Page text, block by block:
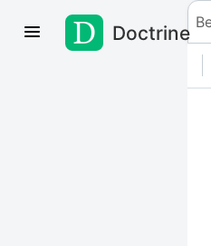
Zum Inhalt springen
Doctrine